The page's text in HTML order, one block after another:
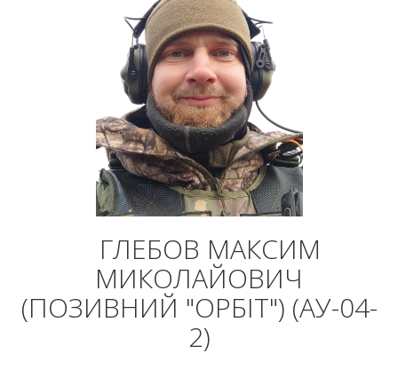
ГЛЕБОВ МАКСИМ
МИКОЛАЙОВИЧ
(ПОЗИВНИЙ "ОРБІТ") (АУ-04-
2)